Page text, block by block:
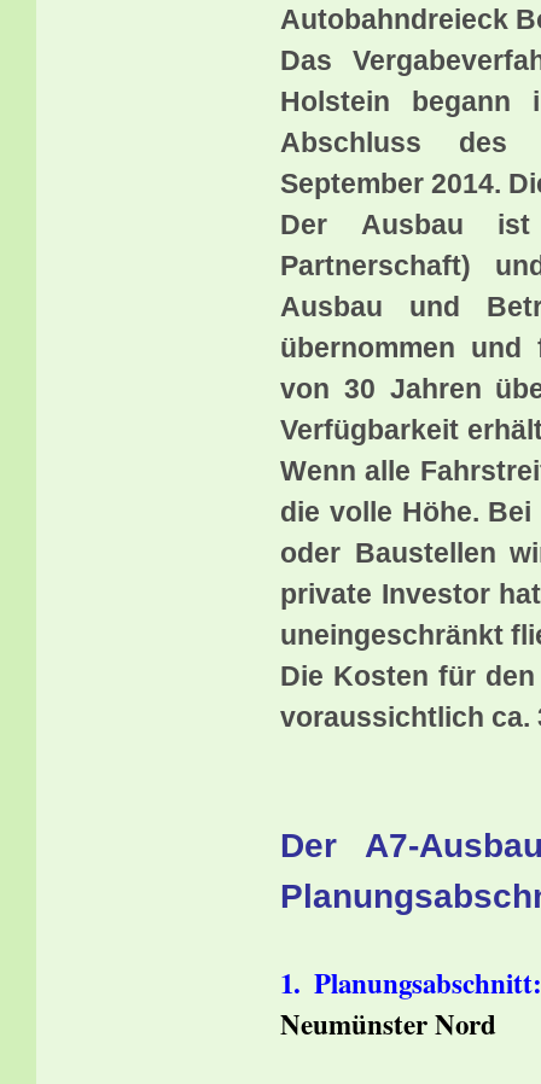
Autobahndreieck
Das
Holstein begann
Abschluss des
September 2014.
Der Ausbau ist
Partnerschaft)
Ausbau und
übernommen und
von 30 Jahren
Verfügbarkeit
Wenn alle
die volle Höhe.
oder Baustellen
private Investor
uneingeschränkt
Die Kosten für
voraussichtlich ca.
Der A7-
1.
Neumünster Nord